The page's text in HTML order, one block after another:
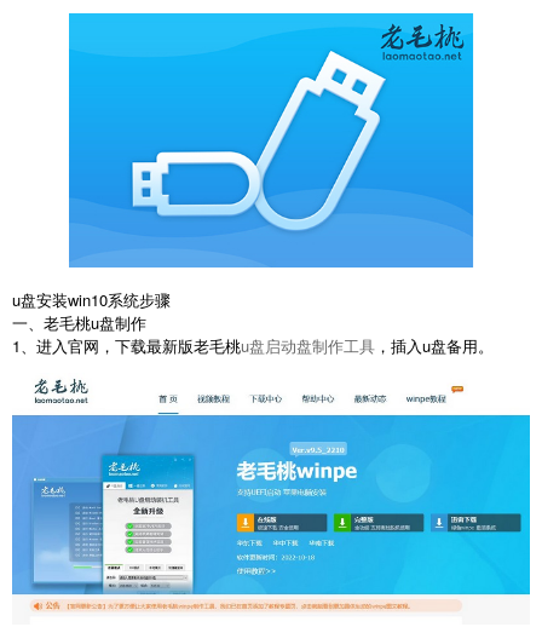
u盘安装win10系统步骤
一、老毛桃u盘制作
1、进入官网，下载最新版老毛桃u盘启动盘制作工具 ，插入u盘备用。